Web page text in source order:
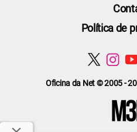
Oficina da Net © 2005 -
Política de